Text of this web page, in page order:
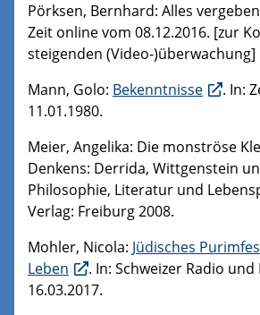
Pörksen, Bernhard: Alles
Zeit online vom 08.12.2016. [zur
steigenden (Video-)überwachung]
Mann, Golo: Bekenntnisse
. In:
11.01.1980.
Meier, Angelika: Die monströse
Denkens: Derrida, Wittgenstein
Philosophie, Literatur und
Verlag: Freiburg 2008.
Mohler, Nicola: Jüdisches
Leben
. In: Schweizer Radio und
16.03.2017.